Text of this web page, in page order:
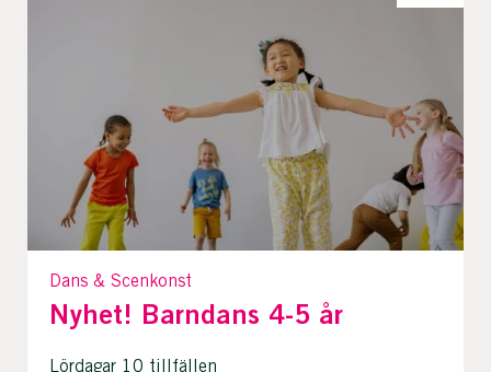
Dans & Scenkonst
Nyhet! Barndans 4-5 år
Lördagar 10 tillfällen